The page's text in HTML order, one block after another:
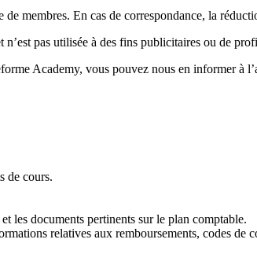
membres. En cas de correspondance, la
pas utilisée à des fins publicitaires ou de
Academy, vous pouvez nous en informer à
de cours.
les documents pertinents sur le plan comptable.
relatives aux remboursements, codes